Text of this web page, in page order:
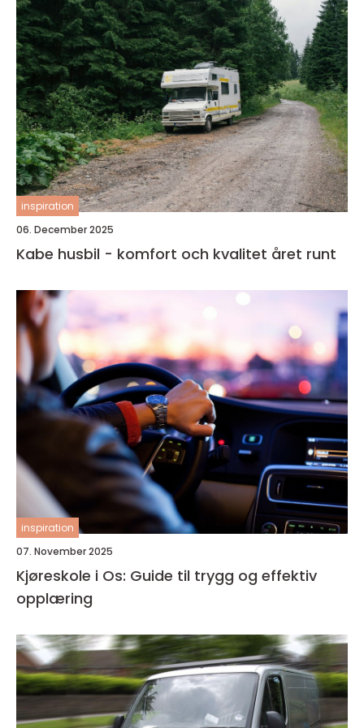
inspiration
06. December 2025
Kabe husbil - komfort och kvalitet året runt
inspiration
07. November 2025
Kjøreskole i Os: Guide til trygg og effektiv
opplæring